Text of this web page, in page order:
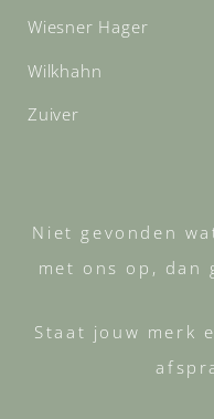
Wiesner Hager
Wilkhahn
Zuiver
Niet gevonden
met ons op, dan
Staat jouw merk